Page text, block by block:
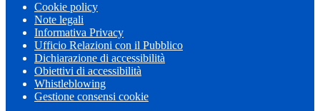
Cookie policy
Note legali
Informativa Privacy
Ufficio Relazioni con il Pubblico
Dichiarazione di accessibilità
Obiettivi di accessibilità
Whistleblowing
Gestione consensi cookie